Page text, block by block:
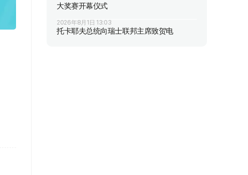
大奖赛开幕仪式
2026年8月1日 13:03
托卡耶夫总统向瑞士联邦主席致贺电